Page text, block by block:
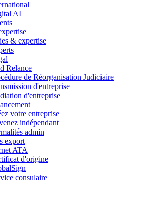
AI
& expertise
Relance
de Réorganisation Judiciaire
d'entreprise
d'entreprise
votre entreprise
indépendant
admin
export
ATA
d'origine
consulaire